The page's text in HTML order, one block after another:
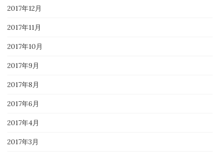
2017年12月
2017年11月
2017年10月
2017年9月
2017年8月
2017年6月
2017年4月
2017年3月